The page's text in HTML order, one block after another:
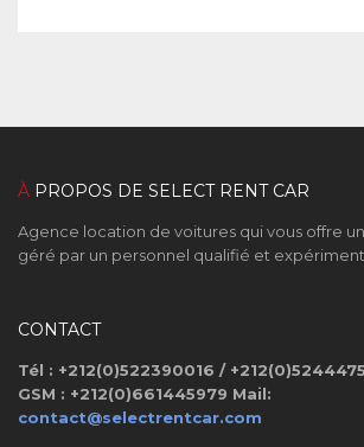
À PROPOS DE SELECT RENT CAR
Agence location de voitures qui vous offre
géré par un personnel qualifié et
CONTACT
Tél : +212(0)522390016 /
GSM : +212(0)661445979 Mail:
contact@selectrentcar.com